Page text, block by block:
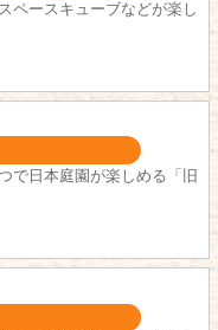
ペースキューブなどが楽し
で日本庭園が楽しめる「旧